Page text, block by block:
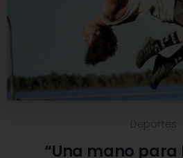
Deportes
“Una mano para